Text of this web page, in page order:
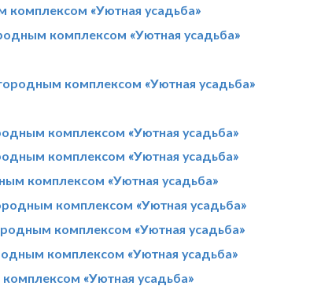
комплексом «Уютная усадьба»
комплексом «Уютная усадьба»
комплексом «Уютная усадьба»
комплексом «Уютная усадьба»
комплексом «Уютная усадьба»
комплексом «Уютная усадьба»
комплексом «Уютная усадьба»
комплексом «Уютная усадьба»
комплексом «Уютная усадьба»
«Уютная усадьба»